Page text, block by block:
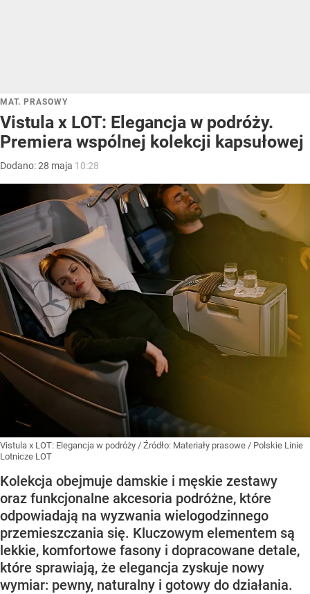
MAT. PRASOWY
Vistula x LOT: Elegancja w podróży.
Premiera wspólnej kolekcji kapsułowej
Dodano:28 maja 10:28
Vistula x LOT: Elegancja w podróży / Źródło: Materiały prasowe / Polskie Linie
Lotnicze LOT
Kolekcja obejmuje damskie i męskie zestawy
oraz funkcjonalne akcesoria podróżne, które
odpowiadają na wyzwania wielogodzinnego
przemieszczania się. Kluczowym elementem są
lekkie, komfortowe fasony i dopracowane detale,
które sprawiają, że elegancja zyskuje nowy
wymiar: pewny, naturalny i gotowy do działania.